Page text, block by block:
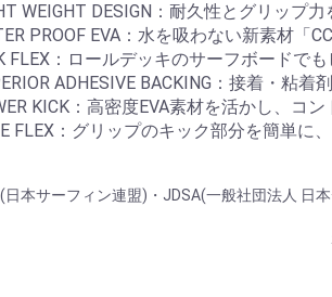
WEIGHT DESIGN：耐久性とグリップ
PROOF EVA：水を吸わない新素材「
FLEX：ロールデッキのサーフボードで
ADHESIVE BACKING：接着・粘
KICK：高密度EVA素材を活かし、コ
FLEX：グリップのキック部分を簡単に
日本サーフィン連盟)・JDSA(一般社団法人